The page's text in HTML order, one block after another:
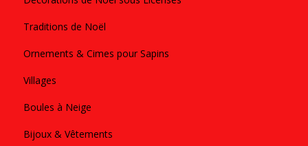
Traditions de Noël
Ornements & Cimes pour Sapins
Villages
Boules à Neige
Bijoux & Vêtements